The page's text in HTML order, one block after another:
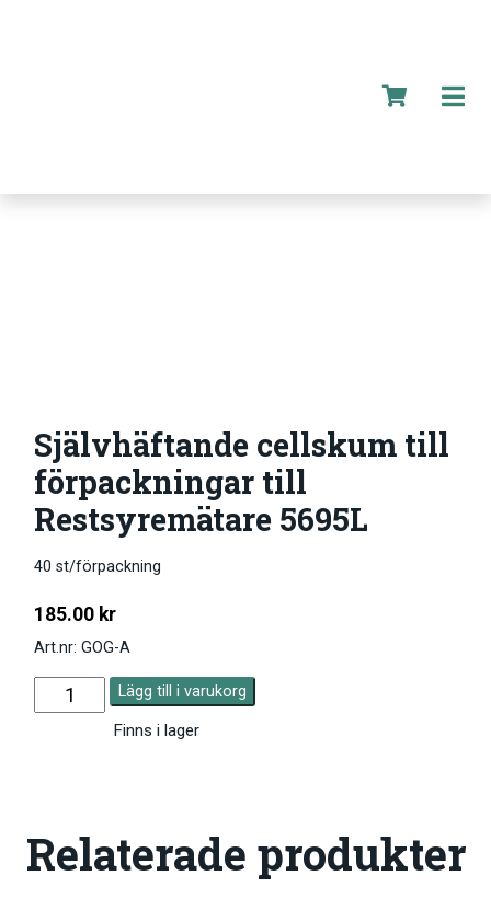
Självhäftande cellskum till
förpackningar till
Restsyremätare 5695L
40 st/förpackning
185.00 kr
Art.nr: GOG-A
Lägg till i varukorg
Finns i lager
Relaterade produkter